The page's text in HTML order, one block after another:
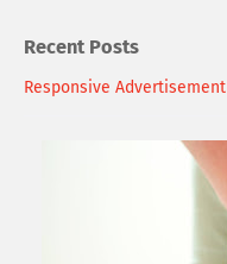
Recent Posts
Responsive Advertisement